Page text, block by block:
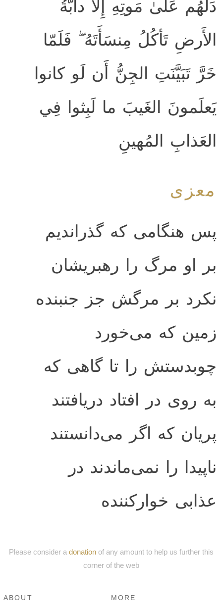
دَلَّهُم عَلىٰ مَوتِهِ إِلّا دابَّةُ
الأَرضِ تَأكُلُ مِنسَأَتَهُ ۖ فَلَمّا
خَرَّ تَبَيَّنَتِ الجِنُّ أَن لَو كانوا
يَعلَمونَ الغَيبَ ما لَبِثوا فِي
العَذابِ المُهينِ
معزی
پس هنگامی که گذراندیم
بر او مرگ را رهبریشان
نکرد بر مرگش جز جنبنده
زمین که می‌خورد
چوبدستش را تا گاهی که
به روی در افتاد دریافتند
پریان که اگر می‌دانستند
ناپیدا را نمی‌ماندند در
عذابی خوارکننده‌
Please consider a donationof any amount to help us further this
corner of the web
ABOUT MORE